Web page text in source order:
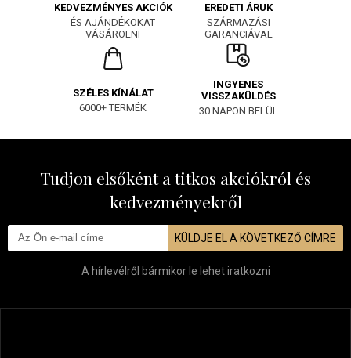
KEDVEZMÉNYES AKCIÓK
ÉS AJÁNDÉKOKAT
VÁSÁROLNI
EREDETI ÁRUK
SZÁRMAZÁSI
GARANCIÁVAL
SZÉLES KÍNÁLAT
6000+ TERMÉK
INGYENES
VISSZAKÜLDÉS
30 NAPON BELÜL
Tudjon elsőként a titkos akciókról és
kedvezményekről
KÜLDJE EL A KÖVETKEZŐ CÍMRE
A hírlevélről bármikor le lehet iratkozni